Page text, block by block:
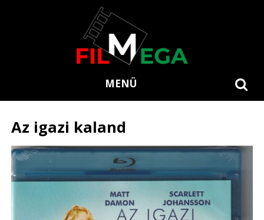
MENÜ
Az igazi kaland